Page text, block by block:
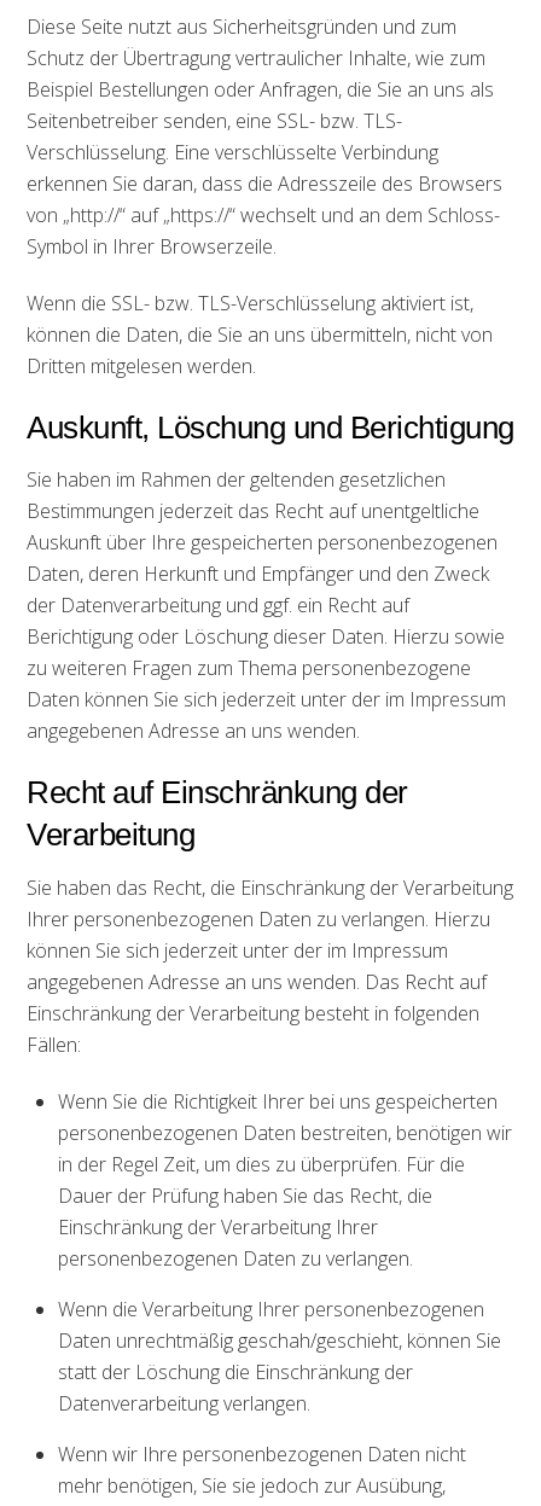
Diese Seite nutzt aus Sicherheitsgründen und zum
Schutz der Übertragung vertraulicher Inhalte, wie zum
Beispiel Bestellungen oder Anfragen, die Sie an uns als
Seitenbetreiber senden, eine SSL- bzw. TLS-
Verschlüsselung. Eine verschlüsselte Verbindung
erkennen Sie daran, dass die Adresszeile des Browsers
von „http://“ auf „https://“ wechselt und an dem Schloss-
Symbol in Ihrer Browserzeile.
Wenn die SSL- bzw. TLS-Verschlüsselung aktiviert ist,
können die Daten, die Sie an uns übermitteln, nicht von
Dritten mitgelesen werden.
Auskunft, Löschung und Berichtigung
Sie haben im Rahmen der geltenden gesetzlichen
Bestimmungen jederzeit das Recht auf unentgeltliche
Auskunft über Ihre gespeicherten personenbezogenen
Daten, deren Herkunft und Empfänger und den Zweck
der Datenverarbeitung und ggf. ein Recht auf
Berichtigung oder Löschung dieser Daten. Hierzu sowie
zu weiteren Fragen zum Thema personenbezogene
Daten können Sie sich jederzeit unter der im Impressum
angegebenen Adresse an uns wenden.
Recht auf Einschränkung der
Verarbeitung
Sie haben das Recht, die Einschränkung der Verarbeitung
Ihrer personenbezogenen Daten zu verlangen. Hierzu
können Sie sich jederzeit unter der im Impressum
angegebenen Adresse an uns wenden. Das Recht auf
Einschränkung der Verarbeitung besteht in folgenden
Fällen:
Wenn Sie die Richtigkeit Ihrer bei uns gespeicherten
personenbezogenen Daten bestreiten, benötigen wir
in der Regel Zeit, um dies zu überprüfen. Für die
Dauer der Prüfung haben Sie das Recht, die
Einschränkung der Verarbeitung Ihrer
personenbezogenen Daten zu verlangen.
Wenn die Verarbeitung Ihrer personenbezogenen
Daten unrechtmäßig geschah/geschieht, können Sie
statt der Löschung die Einschränkung der
Datenverarbeitung verlangen.
Wenn wir Ihre personenbezogenen Daten nicht
mehr benötigen, Sie sie jedoch zur Ausübung,